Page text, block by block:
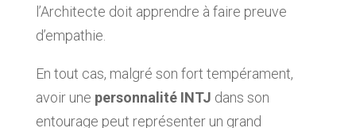
l’Architecte doit apprendre à faire preuve
d’empathie.
En tout cas, malgré son fort tempérament,
avoir une personnalité INTJ dans son
entourage peut représenter un grand